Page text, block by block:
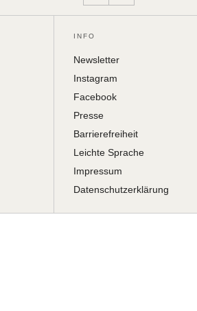
INFO
Newsletter
Instagram
Facebook
Presse
Barrierefreiheit
Leichte Sprache
Impressum
Datenschutzerklärung